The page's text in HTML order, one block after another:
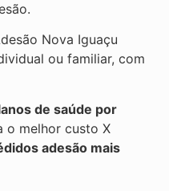
Nova Iguaçu
ou familiar, com
de saúde por
o melhor custo X
adesão mais